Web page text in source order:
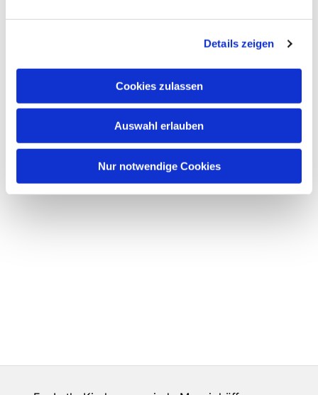
Details zeigen
Cookies zulassen
Auswahl erlauben
Nur notwendige Cookies